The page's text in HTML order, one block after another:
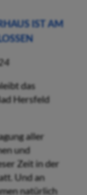
IST AM
das
Hersfeld
aller
und
Zeit in der
Und an
natürlich